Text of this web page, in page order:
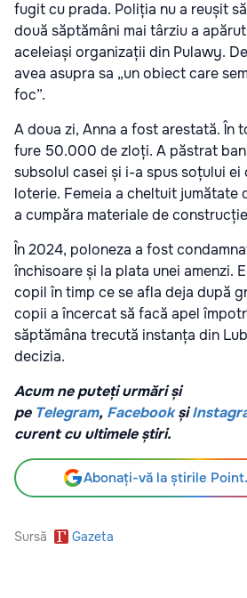
fugit cu prada. Poliția nu a reușit
două săptămâni mai târziu a
aceleiași organizații din Pulawy.
avea asupra sa „un obiect care
foc”.
A doua zi, Anna a fost arestată. În
fure 50.000 de zloți. A păstrat
subsolul casei și i-a spus soțului
loterie. Femeia a cheltuit jumătate
a cumpăra materiale de
În 2024, poloneza a fost
închisoare și la plata unei amenzi.
copil în timp ce se afla deja după
copii a încercat să facă apel
săptămâna trecută instanța din
decizia.
Acum ne puteți urmări și
pe Telegram, Facebook și
curent cu ultimele știri.
Abonați-vă la știrile
Sursă Gazeta